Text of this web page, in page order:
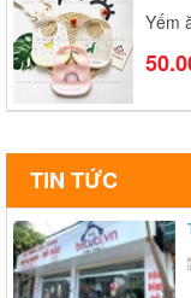
Yếm
TIN TỨC